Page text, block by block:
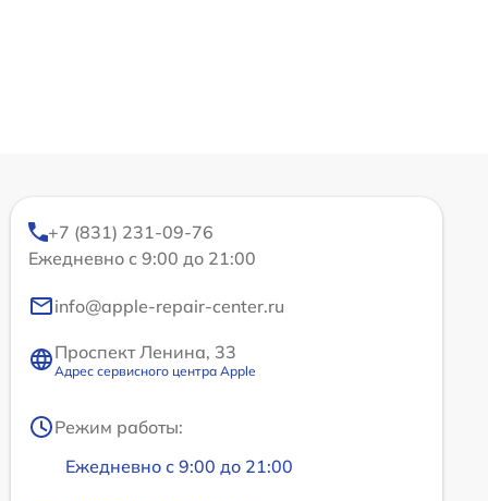
+7 (831) 231-09-76
Ежедневно с 9:00 до 21:00
info@apple-repair-center.ru
Проспект Ленина, 33
Адрес сервисного центра Apple
Режим работы:
Ежедневно с 9:00 до 21:00